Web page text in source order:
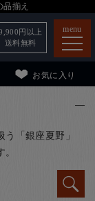
揃え
menu
お気に入り
円以上
送料無料
「銀座夏野」